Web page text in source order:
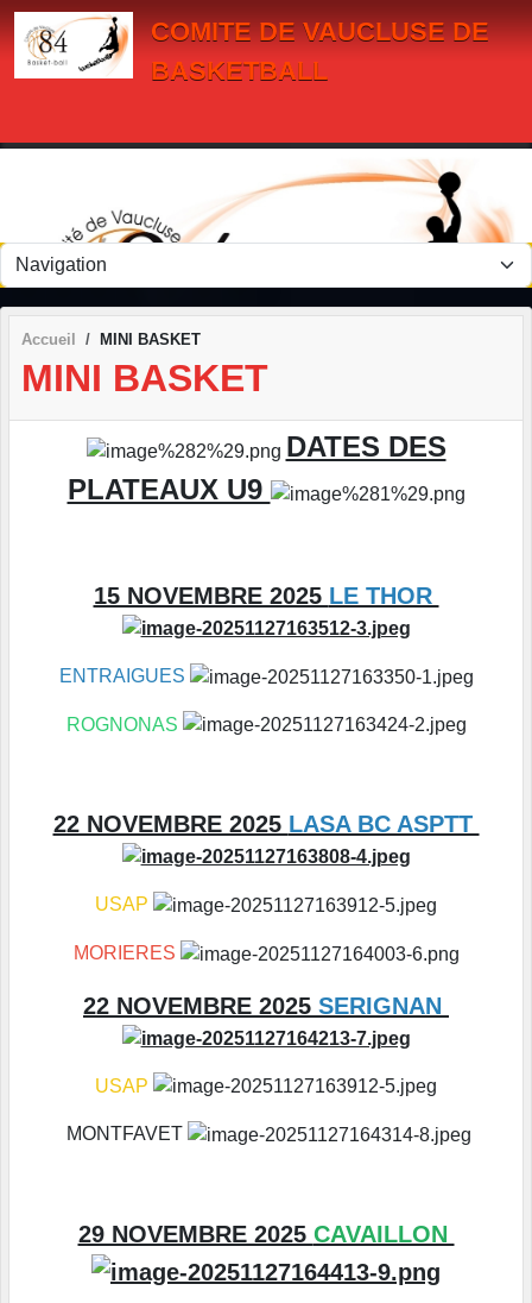
COMITE DE VAUCLUSE DE
BASKETBALL
Accueil MINI BASKET
MINI BASKET
DATES DES
PLATEAUX U9
15 NOVEMBRE 2025 LE THOR
ENTRAIGUES
ROGNONAS
22 NOVEMBRE 2025 LASA BC ASPTT
USAP
MORIERES
22 NOVEMBRE 2025 SERIGNAN
USAP
MONTFAVET
29 NOVEMBRE 2025 CAVAILLON
Panneau de gestion des cookies